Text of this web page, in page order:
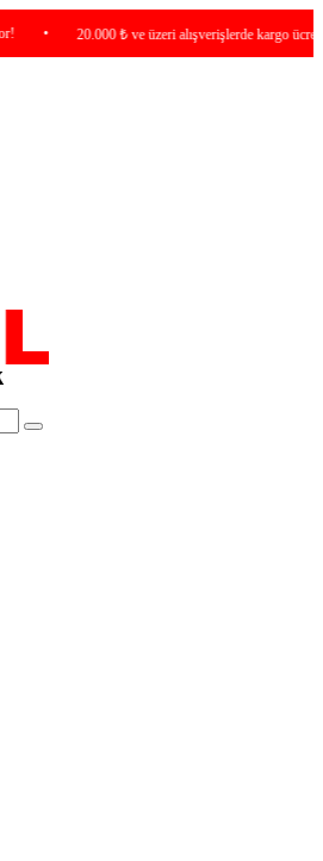
20.000 ₺ ve üzeri alışverişlerde kargo ücretsiz !